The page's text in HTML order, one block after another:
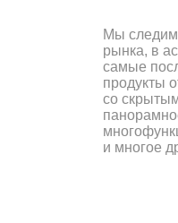
Мы следим
рынка, в
самые
продукты
со
и многое